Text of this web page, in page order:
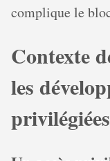
complique le
Contexte
les
privilégiées